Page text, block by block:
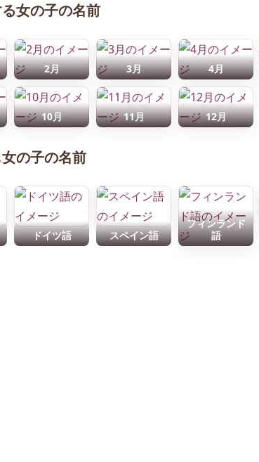
女の子の名前
2月 3月 4月
10月 11月 12月
の子の名前
ドイツ語 スペイン語
フィンランド
語